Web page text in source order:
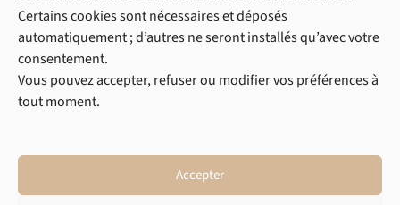
Certains cookies sont nécessaires et déposés
automatiquement ; d’autres ne seront installés qu’avec votre
consentement.
Vous pouvez accepter, refuser ou modifier vos préférences à
tout moment.
Accepter
k a
m
• Contact
Domaines de pratique
• Droit pénal
• Droit civil
• Droit commercial
Liens utiles